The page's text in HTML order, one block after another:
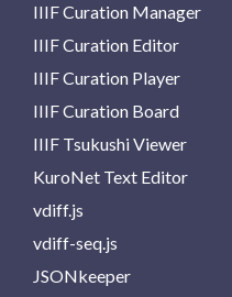
IIIF Curation Manager
IIIF Curation Editor
IIIF Curation Player
IIIF Curation Board
IIIF Tsukushi Viewer
KuroNet Text Editor
vdiff.js
vdiff-seq.js
JSONkeeper